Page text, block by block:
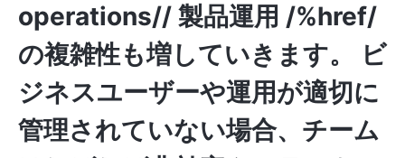
operations// 製品運用 /%href/
の複雑性も増していきます。 ビ
ジネスユーザーや運用が適切に
管理されていない場合、チーム